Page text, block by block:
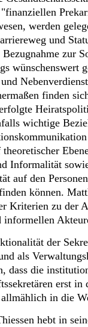
werden
und
Bezugnahme zur
wünschenswert
finden
wichtige
Informalität
auf den
können.
Kriterien zu der
informellen
der
als
dass die
erst
allmählich in die
hebt in